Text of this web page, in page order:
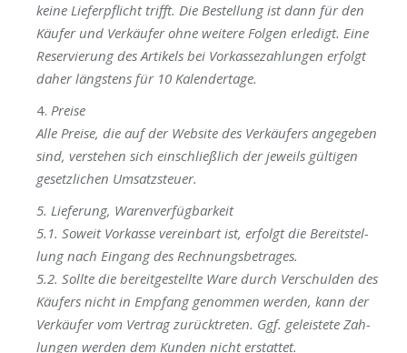
kei­ne Lie­fer­pflicht trifft. Die Bestel­lung ist dann für den
Käu­fer und Ver­käu­fer ohne wei­te­re Fol­gen erle­digt. Eine
Reser­vie­rung des Arti­kels bei Vor­kas­se­zah­lun­gen erfolgt
daher längs­tens für 10 Kalendertage.
4. Prei­se
Alle Prei­se, die auf der Web­site des Ver­käu­fers ange­ge­ben
sind, ver­ste­hen sich ein­schließ­lich der jeweils gül­ti­gen
gesetz­li­chen Umsatzsteuer.
5. Lie­fe­rung, Warenverfügbarkeit
5.1. Soweit Vor­kas­se ver­ein­bart ist, erfolgt die Bereit­stel­
lungnach Ein­gang des Rechnungsbetrages.
5.2. Soll­te die bereit­ge­stell­te Ware durch Ver­schul­den des
Käu­fers nicht in Emp­fanggenom­men wer­den, kann der
Ver­käu­fer vom Ver­trag zurück­tre­ten. Ggf. geleis­te­te Zah­
lun­gen wer­den dem Kun­den nichterstat­tet.